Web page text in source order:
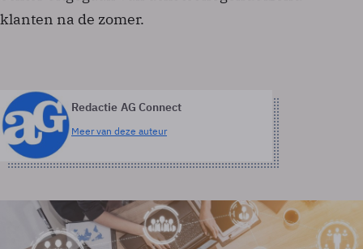
klanten na de zomer.
Redactie AG Connect
Meer van deze auteur